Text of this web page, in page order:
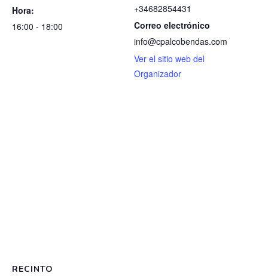
Hora:
16:00 - 18:00
+34682854431
Correo electrónico
info@cpalcobendas.com
Ver el sitio web del
Organizador
RECINTO